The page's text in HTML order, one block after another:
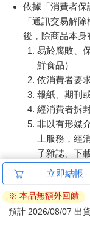
依據「消費者保
「通訊交易解
後，除商品本身
易於腐敗、
鮮食品）
依消費者要
報紙、期刊
經消費者拆
非以有形媒
上服務，經
子雜誌、下
已拆封之個
刀…等）
若非上列種類商
日）。